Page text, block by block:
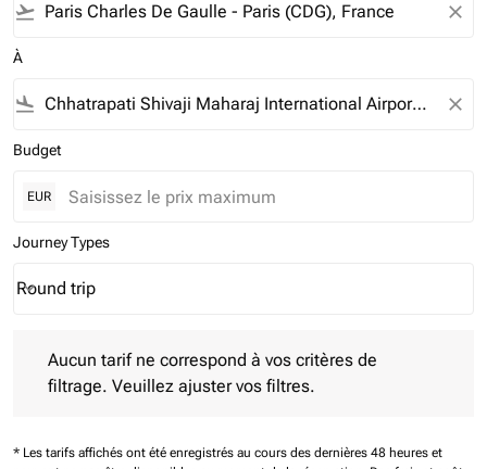
flight_takeoff close
À
flight_land close
Budget
EUR
Journey Types
Journey Types option Round trip Selected
Round trip
keyboard_arrow_down
Aucun tarif ne correspond à vos critères de
filtrage. Veuillez ajuster vos filtres.
* Les tarifs affichés ont été enregistrés au cours des dernières 48 heures et